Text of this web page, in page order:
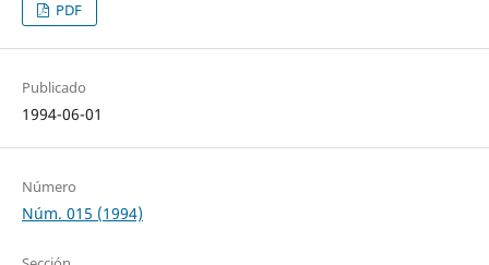
PDF
Publicado
1994-06-01
Número
Núm. 015 (1994)